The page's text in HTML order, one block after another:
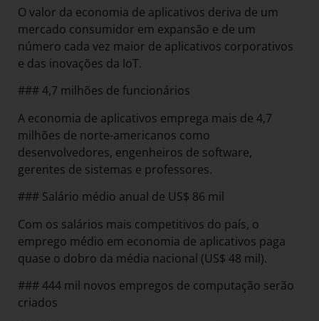
O valor da economia de aplicativos deriva de um
mercado consumidor em expansão e de um
número cada vez maior de aplicativos corporativos
e das inovações da IoT.
### 4,7 milhões de funcionários
A economia de aplicativos emprega mais de 4,7
milhões de norte-americanos como
desenvolvedores, engenheiros de software,
gerentes de sistemas e professores.
### Salário médio anual de US$ 86 mil
Com os salários mais competitivos do país, o
emprego médio em economia de aplicativos paga
quase o dobro da média nacional (US$ 48 mil).
### 444 mil novos empregos de computação serão
criados